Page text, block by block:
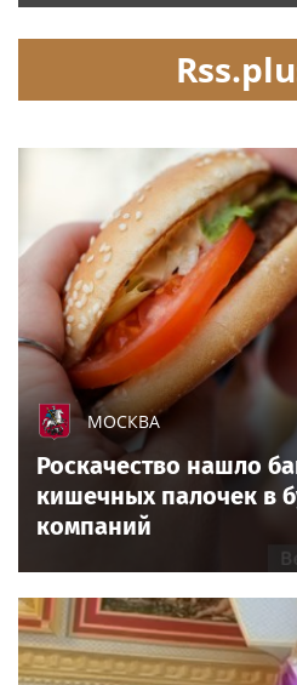
МОСКВА
Роскачество нашло
кишечных палочек в
компаний